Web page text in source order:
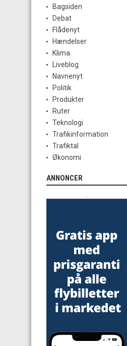
Bagsiden
Debat
Flådenyt
Hændelser
Klima
Liveblog
Navnenyt
Politik
Produkter
Ruter
Teknologi
Trafikinformation
Trafiktal
Økonomi
ANNONCER